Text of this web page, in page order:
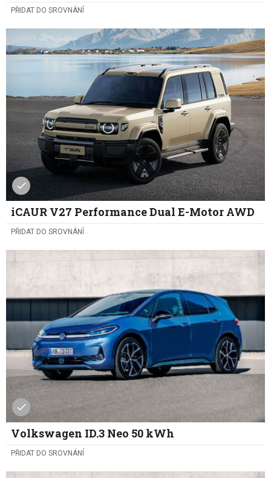
PŘIDAT DO SROVNÁNÍ
iCAUR V27 Performance Dual E-Motor AWD
PŘIDAT DO SROVNÁNÍ
Volkswagen ID.3 Neo 50 kWh
PŘIDAT DO SROVNÁNÍ